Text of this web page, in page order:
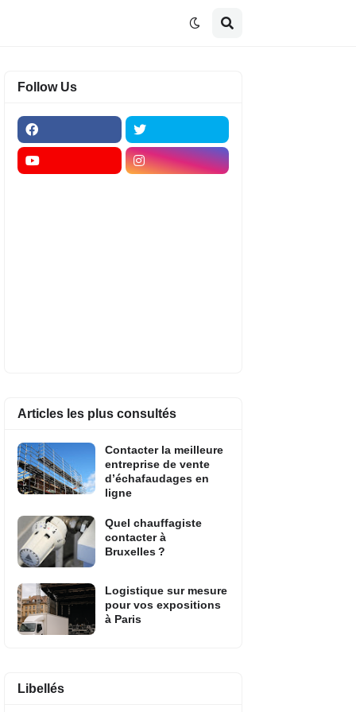
Follow Us
Articles les plus consultés
Contacter la meilleure
entreprise de vente
d’échafaudages en
ligne
Quel chauffagiste
contacter à
Bruxelles ?
Logistique sur mesure
pour vos expositions
à Paris
Libellés